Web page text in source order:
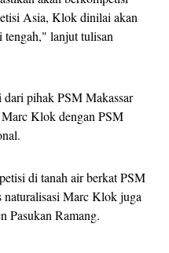
Asia, Klok dinilai akan
tengah," lanjut tulisan
dari pihak PSM Makassar
Klok dengan PSM
di tanah air berkat PSM
naturalisasi Marc Klok juga
Pasukan Ramang.